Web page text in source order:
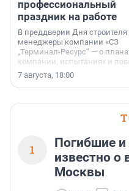
профессиональный
праздник на работе
В преддверии Дня строителя
менеджеры компании «СЗ
„Терминал-Ресурс“ — о
компании, испытаниях и
осторожного оптимизма.
7 августа, 18:00
1
Погибшие
известно о
Москвы